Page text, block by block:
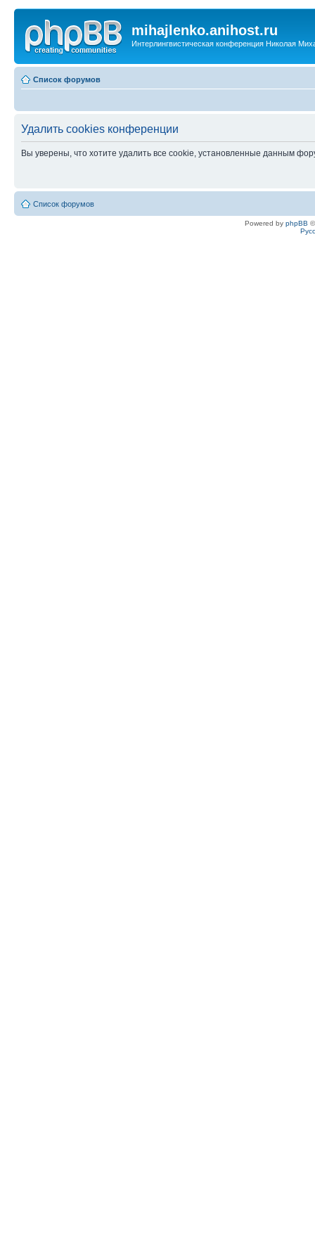
mihajlenko.anihost.ru
Интерлингвистическая конференция Николая
Список форумов
Удалить cookies конференции
Вы уверены, что хотите удалить все cookie, установленные данным
Список форумов
Powered by phpBB